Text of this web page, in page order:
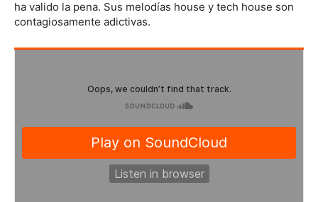
ha valido la pena. Sus melodías house y tech house son
contagiosamente adictivas.